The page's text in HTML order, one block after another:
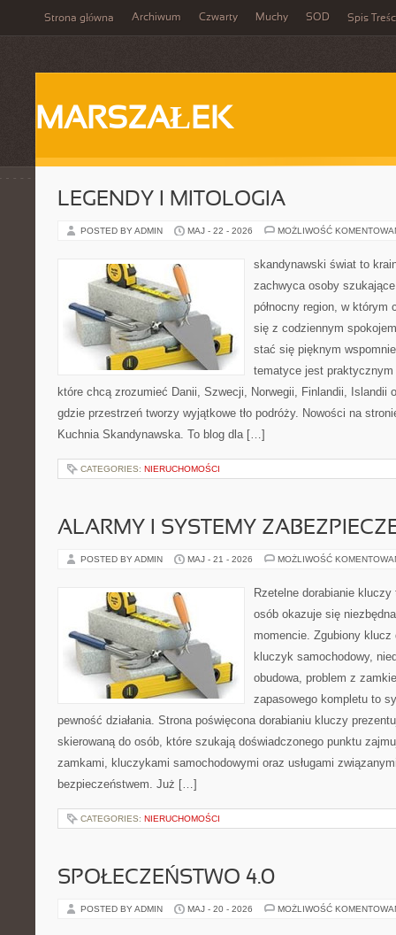
Strona główna Archiwum Czwarty Muchy SOD Spis
MARSZAŁEK
LEGENDY I MITOLOGIA
POSTED BY ADMIN MAJ - 22 - 2026 MOŻLIWOŚĆ
skandynawski świat to
zachwyca osoby
północny region, w
się z codziennym
stać się pięknym
tematyce jest
które chcą zrozumieć Danii, Szwecji, Norwegii, Finlandii, Islandii
gdzie przestrzeń tworzy wyjątkowe tło podróży. Nowości na
Kuchnia Skandynawska. To blog dla […]
CATEGORIES: NIERUCHOMOŚCI
ALARMY I SYSTEMY
POSTED BY ADMIN MAJ - 21 - 2026 MOŻLIWOŚĆ
Rzetelne dorabianie
osób okazuje się
momencie. Zgubiony
kluczyk samochodowy,
obudowa, problem z
zapasowego kompletu to
pewność działania. Strona poświęcona dorabianiu kluczy
skierowaną do osób, które szukają doświadczonego punktu
zamkami, kluczykami samochodowymi oraz usługami
bezpieczeństwem. Już […]
CATEGORIES: NIERUCHOMOŚCI
SPOŁECZEŃSTWO 4.0
POSTED BY ADMIN MAJ - 20 - 2026 MOŻLIWOŚĆ